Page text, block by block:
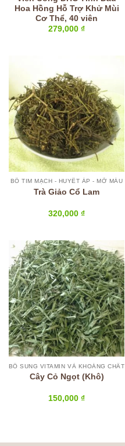
Hoa Hồng Hỗ Trợ Khử Mùi
Cơ Thể, 40 viên
279,000 ₫
BỔ TIM MẠCH - HUYẾT ÁP - MỠ MÁU
Trà Giảo Cổ Lam
320,000 ₫
BỔ SUNG VITAMIN VÀ KHOÁNG CHẤT
Cây Cỏ Ngọt (Khô)
150,000 ₫